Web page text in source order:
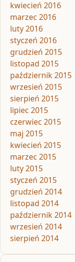
kwiecień 2016
marzec 2016
luty 2016
styczeń 2016
grudzień 2015
listopad 2015
październik 2015
wrzesień 2015
sierpień 2015
lipiec 2015
czerwiec 2015
maj 2015
kwiecień 2015
marzec 2015
luty 2015
styczeń 2015
grudzień 2014
listopad 2014
październik 2014
wrzesień 2014
sierpień 2014